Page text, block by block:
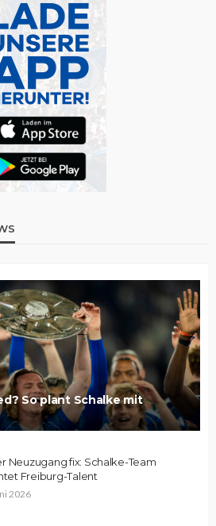
So plant Schalke mit
Neuzugang fix: Schalke-Team
Freiburg-Talent
2026